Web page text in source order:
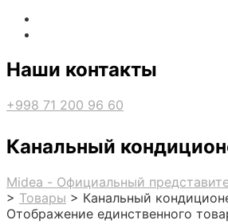
Наши контакты
+998 71 200 96 60
Канальный
Midea - Официальный
> Товары > Канальный
Отображение единственного